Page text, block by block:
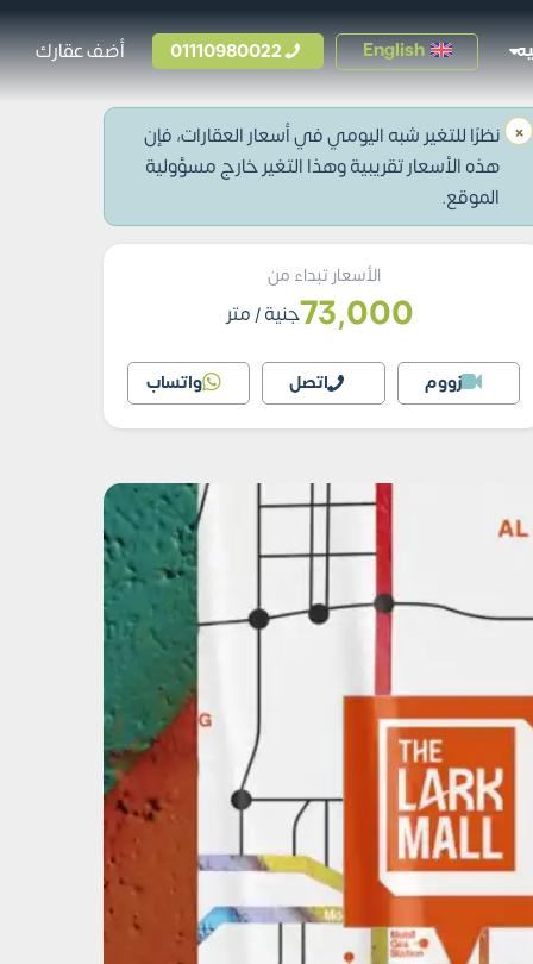
English
01110980022 أضف عقارك
× نظرًا للتغير شبه اليومي في أسعار العقارات، فإن
هذه الأسعار تقريبية وهذا التغير خارج مسؤولية
الموقع.
الأسعار تبداء من
73,000جنية/ متر
زووم اتصل واتساب